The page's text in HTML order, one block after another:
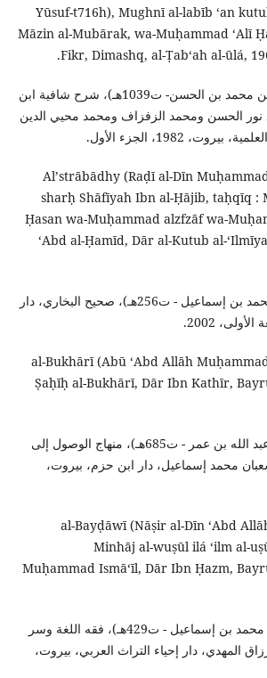
Yūsuf-t716h), Mughnī al-labīb ʻan
Māzin al-Mubārak, wa-Muḥammad ʻAlī
Fikr, Dimashq, al-Ṭabʻah al-ūlá,
الأستراباذي (رضي الدين محمد بن الحسن- ت1039هـ)، شرح شافية ابن
الحسن ومحمد الزفزاف ومحمد محيي الدين
1982، الجزء الأول.
Alʼstrābādhy (Raḍī al-Dīn
sharḥ Shāfīyah Ibn al-Ḥājib, taḥqīq :
Ḥasan wa-Muḥammad alzfzāf wa-
ʻAbd al-Ḥamīd, Dār al-Kutub al-
البخاري (أبو عبد الله محمد بن إسماعيل - ت256هـ)، صحيح البخاري، دار
2002.
al-Bukhārī (Abū ʻAbd Allāh
Ṣaḥīḥ al-Bukhārī, Dār Ibn Kathīr,
البيضاوي (ناصر الدين عبد الله بن عمر - ت685هـ)، منهاج الوصول إلى
محمد إسماعيل، دار ابن حزم، بيروت،
al-Bayḍāwī (Nāṣir al-Dīn ʻAbd
Minhāj al-wuṣūl ilá ʻilm al-
Muḥammad Ismāʻīl, Dār Ibn Ḥazm,
الثعالبي (عبد الملك بن محمد بن إسماعيل - ت429هـ)، فقه اللغة وسر
المهدي، دار إحياء التراث العربي، بيروت،